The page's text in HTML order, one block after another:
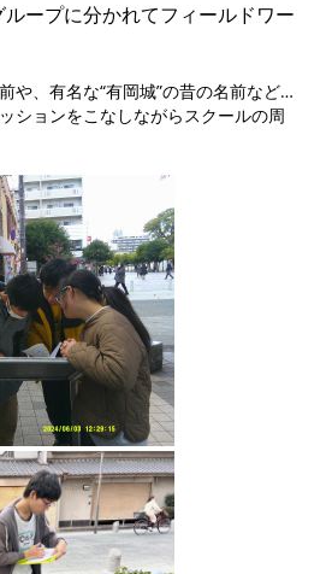
ープに分かれてフィールドワー
や、有名な“有岡城”の昔の名前など…
ションをこなしながらスクールの周